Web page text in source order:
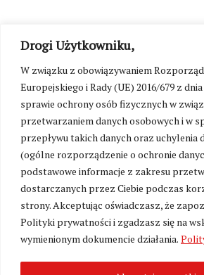
Drogi Użytkowniku,
W związku z obowiązywaniem
Europejskiego i Rady (UE) 2016/679 z
sprawie ochrony osób fizycznych w
przetwarzaniem danych osobowych i w
przepływu takich danych oraz uchylenia
(ogólne rozporządzenie o ochronie
podstawowe informacje z zakresu
dostarczanych przez Ciebie podczas
strony. Akceptując oświadczasz, że
Polityki prywatności i zgadzasz się na
wymienionym dokumencie działania.
Zmień ustawienia